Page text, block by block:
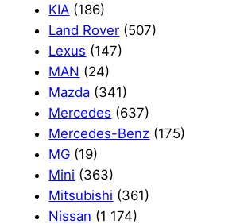
KIA (186)
Land Rover (507)
Lexus (147)
MAN (24)
Mazda (341)
Mercedes (637)
Mercedes-Benz (175)
MG (19)
Mini (363)
Mitsubishi (361)
Nissan (1 174)